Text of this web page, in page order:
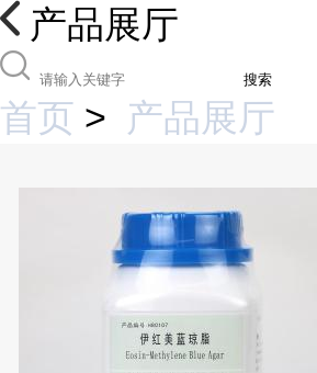
产品展厅
搜索
首页 > 产品展厅